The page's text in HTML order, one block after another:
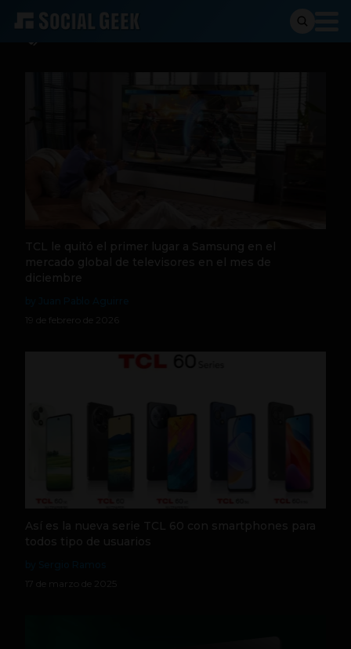
TCL le quitó el primer lugar a Samsung en el
mercado global de televisores en el mes de
diciembre
19 de febrero de 2026
Así es la nueva serie TCL 60 con smartphones para
todos tipo de usuarios
17 de marzo de 2025